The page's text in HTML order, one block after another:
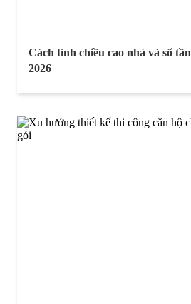
Cách tính chiều cao nhà và số
2026